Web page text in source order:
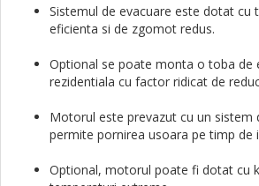
Sistemul de evacuare este dotat cu
eficienta si de zgomot redus.
Optional se poate monta o toba de
rezidentiala cu factor ridicat de
Motorul este prevazut cu un sistem
permite pornirea usoara pe timp de
Optional, motorul poate fi dotat cu